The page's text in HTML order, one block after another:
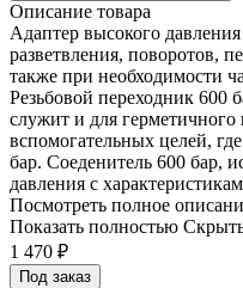
Описание товара
Адаптер высокого
разветвления, поворотов,
также при необходимости
Резьбовой переходник 600
служит и для
вспомогательных целей,
бар. Соеденитель 600 бар,
давления с
Посмотреть полное
Показать полностью
1 470 ₽
Под заказ